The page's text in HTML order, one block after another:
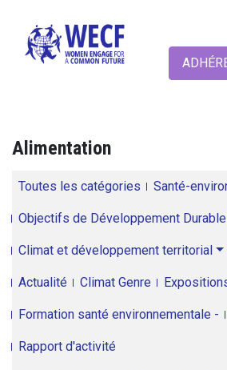
Alimentation
Toutes les catégories Santé-
Objectifs de Développement Durable
Climat et développement territorial
Actualité Climat Genre
Formation santé environnementale -
Rapport d'activité